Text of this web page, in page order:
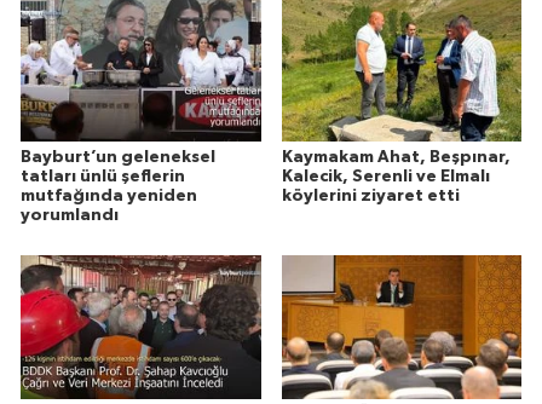
Bayburt’un geleneksel
tatları ünlü şeflerin
mutfağında yeniden
yorumlandı
Kaymakam Ahat, Beşpınar,
Kalecik, Serenli ve Elmalı
köylerini ziyaret etti